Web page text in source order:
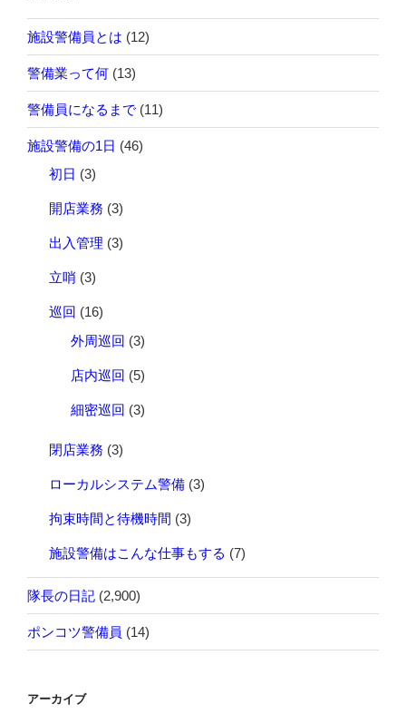
施設警備員とは (12)
警備業って何 (13)
警備員になるまで (11)
施設警備の1日 (46)
初日 (3)
開店業務 (3)
出入管理 (3)
立哨 (3)
巡回 (16)
外周巡回 (3)
店内巡回 (5)
細密巡回 (3)
閉店業務 (3)
ローカルシステム警備 (3)
拘束時間と待機時間 (3)
施設警備はこんな仕事もする (7)
隊長の日記 (2,900)
ポンコツ警備員 (14)
アーカイブ